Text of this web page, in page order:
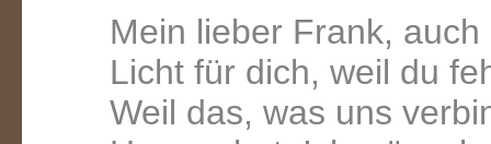
Mein lieber Frank,
Licht für dich, weil du
Weil das, was uns